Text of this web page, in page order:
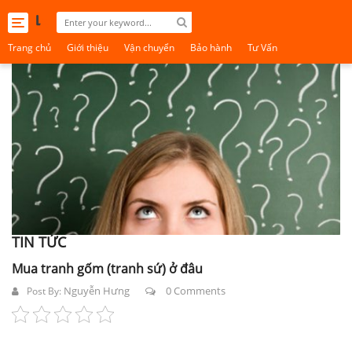
Toggle
navigation
Trang chủ Giới thiệu Vận chuyển Bảo hành Tư Vấn
TIN TỨC
Mua tranh gốm (tranh sứ) ở đâu
Post By: Nguyễn Hưng 0 Comments